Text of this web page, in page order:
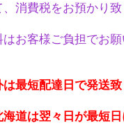
消費税をお預かり
お客様ご負担でお
最短配達日で発送
道は翌々日が最短